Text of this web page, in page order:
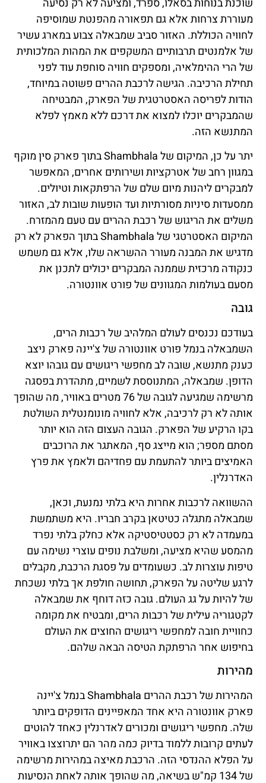
מעוררת צרחות אלא גם תפאורה מהפנטת שמוסיפה
לחוויה הכוללת. האזור סביב שמבאלה צבוע במארג עשיר
של אלמנטים תרבותיים המשקפים את המהות המלכותית
של הרי ההימלאיה, ומספקים חוויה סוחפת עוד לפני
תחילת הרכיבה. הגישה לרכבת ההרים פשוטה במיוחד,
הודות לפריסה האסטרטגית של הפארק, המבטיחה
שהמבקרים יוכלו למצוא את דרכם ללא מאמץ לפלא
המתנשא הזה.
יתר על כן, המיקום של Shambhala בתוך פארק סין מוקף
במגוון רחב של אטרקציות ושירותים אחרים, המאפשר
למבקרים ליהנות מיום שלם של הרפתקאות וטיולים.
ממסעדות סיניות מסורתיות ועד הופעות שובות לב, האזור
משלים את הריגוש של רכבת ההרים עם טעם מהמזרח.
המיקום האסטרטגי של Shambhala בתוך הפארק לא רק
מדגיש את המבנה מעורר ההשראה שלו, אלא גם משמש
כנקודה מרכזית שממנה המבקרים יכולים לתכנן את
מסעם בעולמות המגוונים של פורט אוונטורה.
גובה
בעודכם נכנסים לעולם המלהיב של רכבות הרים,
השמבאלה בנמל פורט אוונטורה של צ'יינה פארק ניצב
כענק מתנשא, שובה לב מחפשי ריגושים עם גובהו יוצא
הדופן. שמבאלה, המתנוססת לשמיים, מתהדרת בפסגה
מרשימה שמגיעה לגובה של 76 מטרים באוויר, מה שהופך
אותה לא רק לרכיבה, אלא לחוויה מונומנטלית השולטת
בקו הרקיע של הפארק. הגובה העצום הזה הוא יותר
מסתם מספר; הוא מייצג סף, המאתגר את הרוכבים
האמיצים ביותר להתעמת עם פחדיהם ולאמץ את פרץ
האדרנלין.
ההשוואה לרכבות אחרות היא בלתי נמנעת, וכאן,
שמבאלה מתגלה כטיטאן בקרב חבריו. היא משתמשת
במעמדה לא רק כסטטיסטיקה אלא כחלק בלתי נפרד
מהמסע שהיא מציעה, ומשלבת נופים עוצרי נשימה עם
טיפות עוצרות לב. כשעומדים על פסגת הרכבת, מקבלים
לרגע שליטה על הפארק, תחושה חולפת אך בלתי נשכחת
של להיות על גג העולם. גובה כזה דוחף את שמבאלה
לקטגוריה עילית של רכבות הרים, ומבטיח את מקומה
כחוויית חובה למחפשי ריגושים החוצים את העולם
בחיפוש אחר הרפתקת הטיסה הבאה שלהם.
מהירות
המהירות של רכבת ההרים Shambhala בנמל צ'יינה
פארק אוונטורה היא אחד המאפיינים הדופקים ביותר
שלה. מחפשי ריגושים ומכורים לאדרנלין כאחד להוטים
לעתים קרובות ללמוד בדיוק כמה מהר הם יתרוצצו באוויר
על הפלא ההנדסי הזה. הרכבת מאיצה במהירות מרשימה
של 134 קמ"ש בשיאה, מה שהופך אותה לאחת הנסיעות